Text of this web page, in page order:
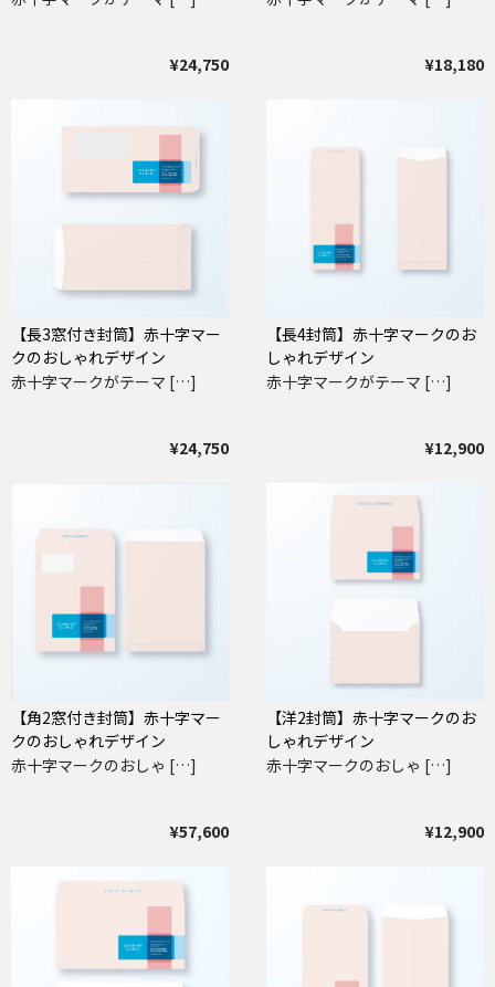
¥24,750 ¥18,180
【長3窓付き封筒】赤十字マー
クのおしゃれデザイン
赤十字マークがテーマ […]
¥24,750
【長4封筒】赤十字マークのお
しゃれデザイン
赤十字マークがテーマ […]
¥12,900
【角2窓付き封筒】赤十字マー
クのおしゃれデザイン
赤十字マークのおしゃ […]
¥57,600
【洋2封筒】赤十字マークのお
しゃれデザイン
赤十字マークのおしゃ […]
¥12,900